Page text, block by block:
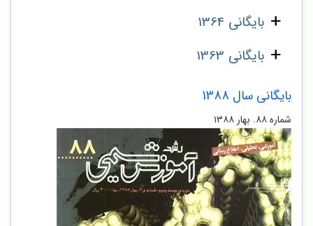
بایگانی 1364
بایگانی 1363
بایگانی سال 1388
شماره ۸۸. بهار ۱۳۸۸